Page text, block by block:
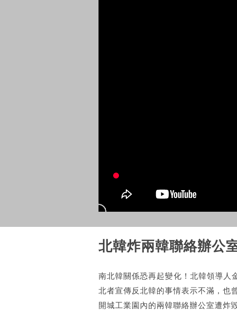
北韓炸兩韓聯絡辦公
南北韓關係恐再起變化！北韓領導人
北者宣傳反北韓的事情表示不滿，也
開城工業園內的兩韓聯絡辦公室遭炸毀